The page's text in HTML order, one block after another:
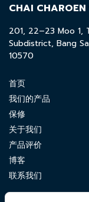
CHAI
201, 22–23 Moo 1,
Subdistrict, Bang
10570
首页
我们的产品
保修
关于我们
产品评价
博客
联系我们